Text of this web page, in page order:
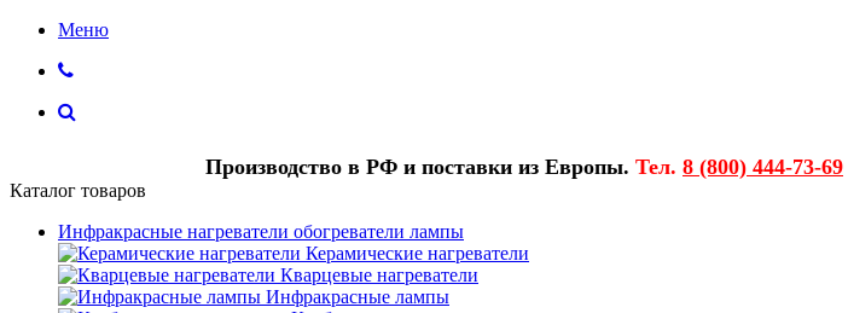
Меню
Производство в РФ и поставки из Европы. Тел. 8 (800) 444-73-69
Каталог товаров
Инфракрасные нагреватели обогреватели лампы
Керамические нагреватели
Кварцевые нагреватели
Инфракрасные лампы